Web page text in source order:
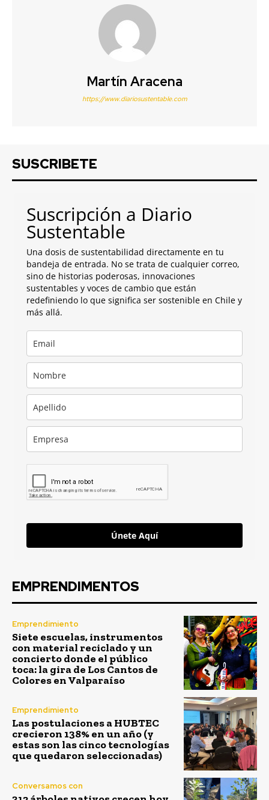
Martín Aracena
https://www.diariosustentable.com
SUSCRIBETE
Suscripción a Diario
Sustentable
Una dosis de sustentabilidad directamente en tu
bandeja de entrada. No se trata de cualquier correo,
sino de historias poderosas, innovaciones
sustentables y voces de cambio que están
redefiniendo lo que significa ser sostenible en Chile y
más allá.
Únete Aquí
EMPRENDIMENTOS
Emprendimiento
Siete escuelas, instrumentos
con material reciclado y un
concierto donde el público
toca: la gira de Los Cantos de
Colores en Valparaíso
Emprendimiento
Las postulaciones a HUBTEC
crecieron 138% en un año (y
estas son las cinco tecnologías
que quedaron seleccionadas)
Conversamos con